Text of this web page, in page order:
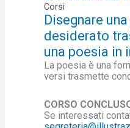
Corsi
Disegnare
desiderato
una poesia in
La poesia è una
versi trasmette
CORSO
Se interessati